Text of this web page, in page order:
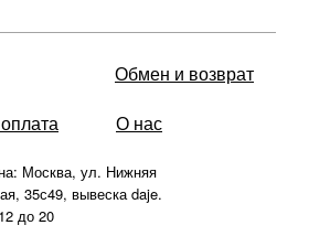
Обмен и возврат
Москва, ул. Нижняя
35с49, вывеска daje.
до 20
О нас